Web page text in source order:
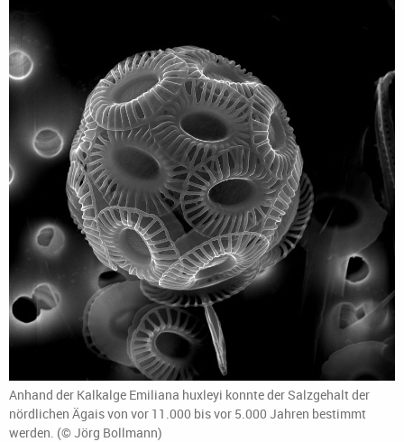
Anhand der Kalkalge Emiliana huxleyi konnte der Salzgehalt der
nördlichen Ägais von vor 11.000 bis vor 5.000 Jahren bestimmt
werden. (© Jörg Bollmann)